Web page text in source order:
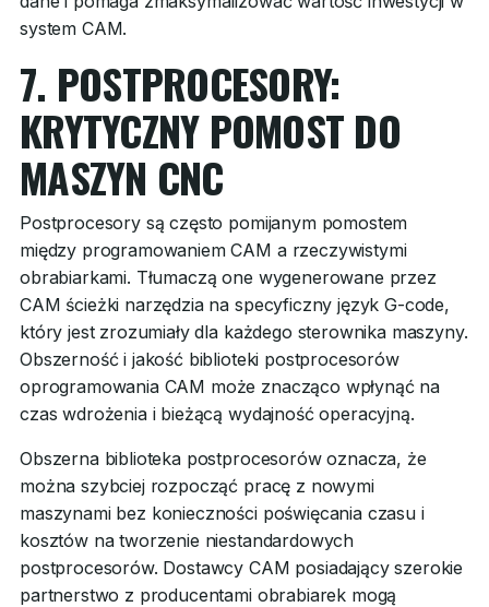
system CAM.
7. POSTPROCESORY:
KRYTYCZNY POMOST DO
MASZYN CNC
Postprocesory są często pomijanym pomostem
między programowaniem CAM a rzeczywistymi
obrabiarkami. Tłumaczą one wygenerowane przez
CAM ścieżki narzędzia na specyficzny język G-code,
który jest zrozumiały dla każdego sterownika maszyny.
Obszerność i jakość biblioteki postprocesorów
oprogramowania CAM może znacząco wpłynąć na
czas wdrożenia i bieżącą wydajność operacyjną.
Obszerna biblioteka postprocesorów oznacza, że
można szybciej rozpocząć pracę z nowymi
maszynami bez konieczności poświęcania czasu i
kosztów na tworzenie niestandardowych
postprocesorów. Dostawcy CAM posiadający szerokie
partnerstwo z producentami obrabiarek mogą